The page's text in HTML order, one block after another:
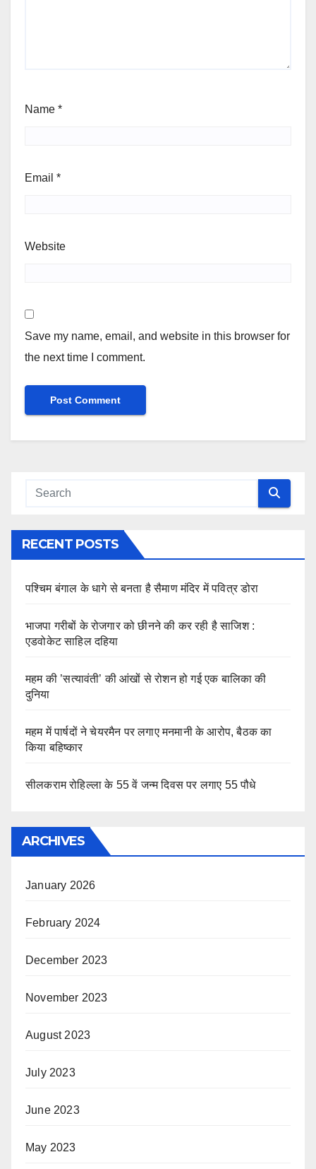
Name *
Email *
Website
Save my name, email, and website in this browser for
the next time I comment.
RECENT POSTS
पश्चिम बंगाल के धागे से बनता है सैमाण मंदिर में पवित्र डोरा
भाजपा गरीबों के रोजगार को छीनने की कर रही है साजिश :
एडवोकेट साहिल दहिया
महम की ’सत्यावंती’ की आंखों से रोशन हो गई एक बालिका की
दुनिया
महम में पार्षदों ने चेयरमैन पर लगाए मनमानी के आरोप, बैठक का
किया बहिष्कार
सीलकराम रोहिल्ला के 55 वें जन्म दिवस पर लगाए 55 पौधे
ARCHIVES
January 2026
February 2024
December 2023
November 2023
August 2023
July 2023
June 2023
May 2023